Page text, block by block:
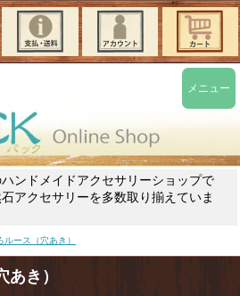
ンドメイドアクセサリーショップで
アクセサリーを多数取り揃えていま
ルース（穴あき）
き）
メニュー